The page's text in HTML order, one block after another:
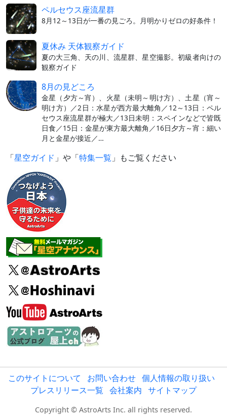
ペルセウス座流星群
8月12～13日が一番の見ごろ。月明かりゼロの好条件！
夏休み 天体観察ガイド
夏の大三角、天の川、流星群、星空撮影。初級者向けの
観察ガイド
8月の見どころ
金星（夕方～宵）、火星（未明～明け方）、土星（宵～
明け方）／2日：水星が西方最大離角／12～13日：ペル
セウス座流星群が極大／13日未明：スペインなどで皆既
日食／15日：金星が東方最大離角／16日夕方～宵：細い
月と金星が接近／…
「星空ガイド 」や「特集一覧 」もご覧ください
このサイトについて お問い合わせ 個人情報の取り扱い
プレスリリース一覧 会社案内 サイトマップ
Copyright © AstroArts Inc. all rights reserved.